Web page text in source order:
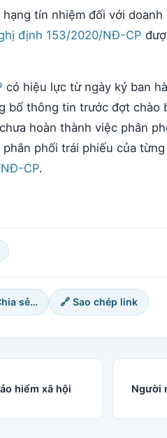
tín nhiệm đối với
định 153/2020/NĐ-CP
có hiệu lực từ ngày ký ban
bố thông tin trước đợt chào
hoàn thành việc phân
phối trái phiếu của
CP.
sẻ… 🔗 Sao chép link
hiểm xã hội
Người